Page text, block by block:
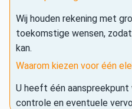
Wij houden rekening met
toekomstige wensen,
kan.
Waarom kiezen voor één
U heeft één aanspreekpunt
controle en eventuele